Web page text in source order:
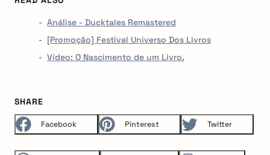
Análise - Ducktales Remastered
[Promoção] Festival Universo Dos Livros
Vídeo: O Nascimento de um Livro.
SHARE
Facebook Pinterest Twitter